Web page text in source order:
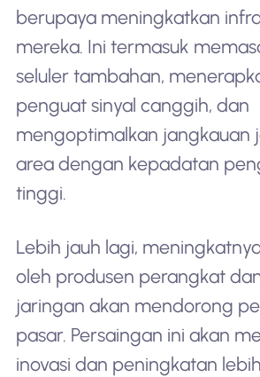
berupaya meningkatkan
mereka. Ini termasuk
seluler tambahan,
penguat sinyal canggih, dan
mengoptimalkan jangkauan
area dengan kepadatan
tinggi.
Lebih jauh lagi,
oleh produsen perangkat
jaringan akan mendorong
pasar. Persaingan ini akan
inovasi dan peningkatan